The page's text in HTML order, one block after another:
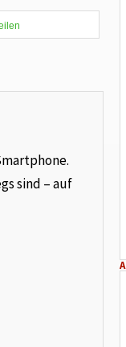
sind – auf